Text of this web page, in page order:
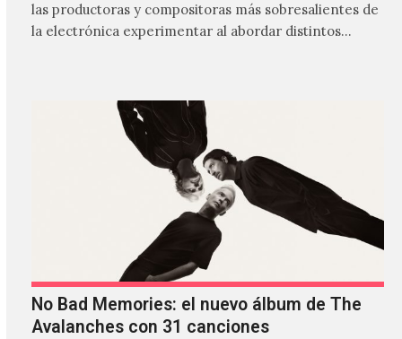
las productoras y compositoras más sobresalientes de
la electrónica experimentar al abordar distintos
No Bad Memories: el nuevo álbum de The
Avalanches con 31 canciones